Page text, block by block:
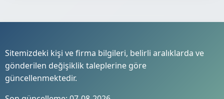
Sitemizdeki kişi ve firma bilgileri, belirli aralıklarda ve
gönderilen değişiklik taleplerine göre
güncellenmektedir.